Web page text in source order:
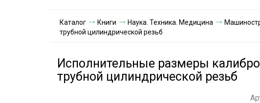
Каталог Книги Наука. Техника. Медицина
трубной цилиндрической резьб
Исполнительные размеры
трубной цилиндрической резьб